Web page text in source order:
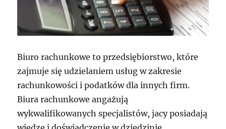
Biuro rachunkowe to przedsiębiorstwo, które
zajmuje się udzielaniem usług w zakresie
rachunkowości i podatków dla innych firm.
Biura rachunkowe angażują
wykwalifikowanych specjalistów, jacy posiadają